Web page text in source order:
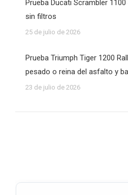
Prueba Ducati Scrambler
sin filtros
25 de julio de 2026
Prueba Triumph Tiger 1200
pesado o reina del asfalto y
23 de julio de 2026